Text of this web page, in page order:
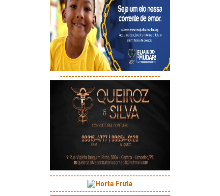
----------------------------------
-----------------------------------------
-----------------------------------------